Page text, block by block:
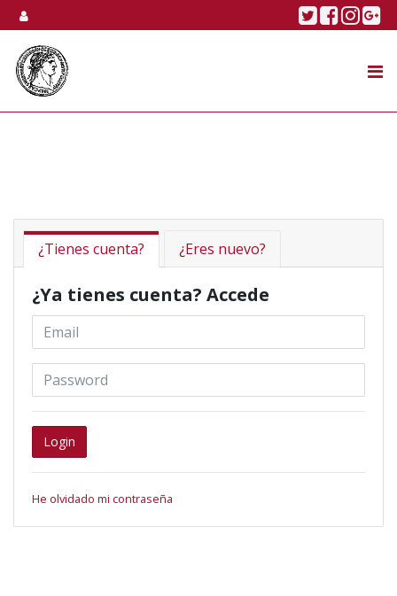
Skip to content Twitter
¿Tienes cuenta? ¿Eres nuevo?
¿Ya tienes cuenta? Accede
Email *
Password
Login
He olvidado mi contraseña
TIENDA ONLINE